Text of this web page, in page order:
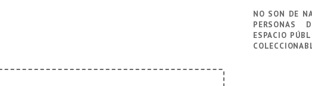
no son de
personas
espacio